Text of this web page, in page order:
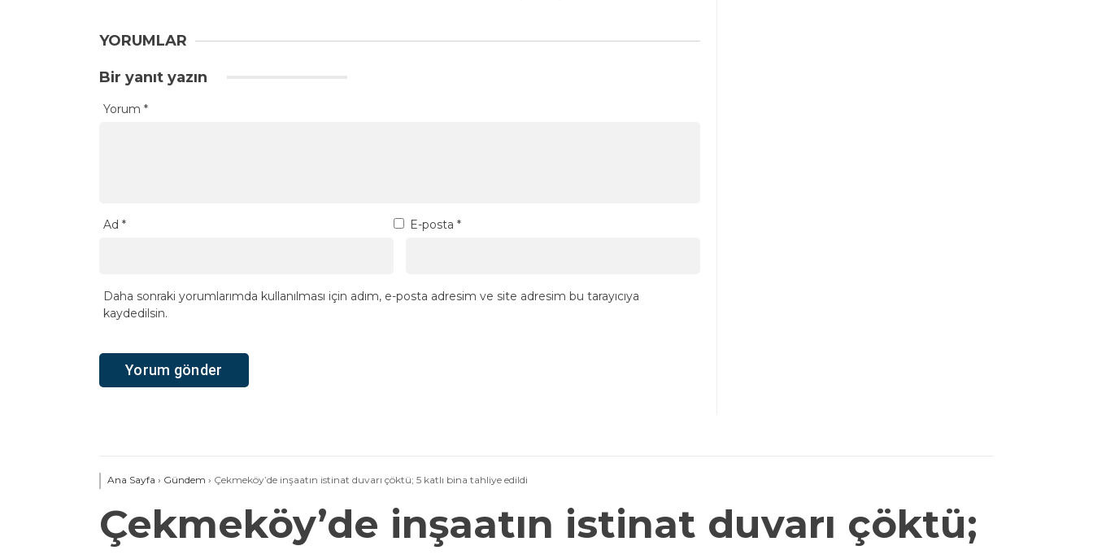
YORUMLAR
Bir yanıt yazın
Yorum *
Ad * E-posta *
Daha sonraki yorumlarımda kullanılması için adım, e-posta adresim ve site adresim bu tarayıcıya
kaydedilsin.
Ana Sayfa › Gündem › Çekmeköy’de inşaatın istinat duvarı çöktü; 5 katlı bina tahliye edildi
Çekmeköy’de inşaatın istinat duvarı çöktü;